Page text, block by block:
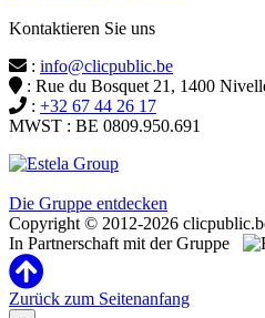
Kontaktieren Sie uns
: info@clicpublic.be
: Rue du Bosquet 21, 1400
: +32 67 44 26 17
MWST : BE 0809.950.691
Die Gruppe entdecken
Copyright © 2012-2026
In Partnerschaft mit der Gruppe
Zurück zum Seitenanfang